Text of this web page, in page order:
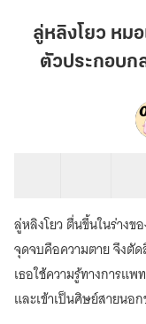
โยว
เทวด
น้อย
พลิก
ชะตา
ตัวปร
กลาย
เป็น
ยอด
อัจฉ
เล่ม
ลู่หลิงโยว หม
ตัวประกอบก
ลู่หลิงโยว ตื่นขึ้นในร่างข
จุดจบคือความตาย จึงตั
เธอใช้ความรู้ทางการแ
และเข้าเป็นศิษย์สายนอ